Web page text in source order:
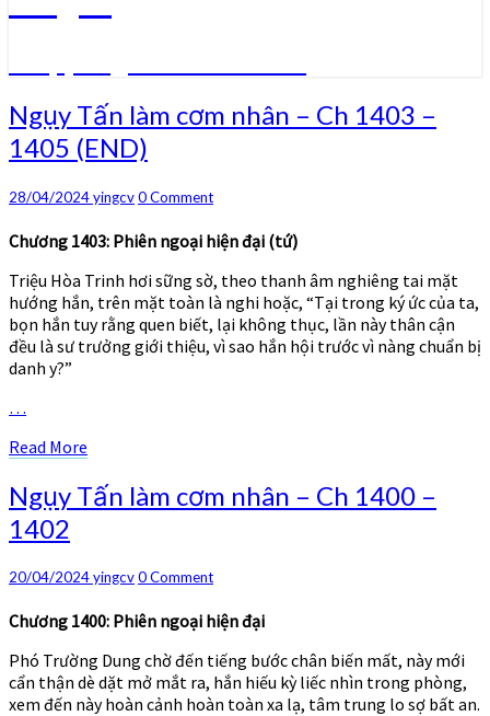
Ngụy
Tấn
làm
nhân
Ch
–
1405
(END)
Ngụy Tấn làm cơm nhân – Ch 1403 –
1405 (END)
28/04/2024yingcvComments
0 Comment
Chương 1403: Phiên ngoại hiện đại (tứ)
Triệu Hòa Trinh hơi sững sờ, theo thanh âm nghiêng tai mặt
hướng hắn, trên mặt toàn là nghi hoặc, “Tại trong ký ức của ta,
bọn hắn tuy rằng quen biết, lại không thục, lần này thân cận
đều là sư trưởng giới thiệu, vì sao hắn hội trước vì nàng chuẩn bị
danh y?”
…
Read More
Ngụy
Tấn
làm
nhân
Ch
–
1402
Ngụy Tấn làm cơm nhân – Ch 1400 –
1402
20/04/2024yingcvComments
0 Comment
Chương 1400: Phiên ngoại hiện đại
Phó Trường Dung chờ đến tiếng bước chân biến mất, này mới
cẩn thận dè dặt mở mắt ra, hắn hiếu kỳ liếc nhìn trong phòng,
xem đến này hoàn cảnh hoàn toàn xa lạ, tâm trung lo sợ bất an.